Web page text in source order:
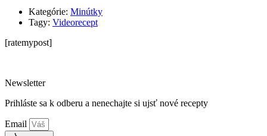
Kategórie: Minútky
Tagy: Videorecept
[ratemypost]
Newsletter
Prihláste sa k odberu a nenechajte si ujsť nové recepty
Email